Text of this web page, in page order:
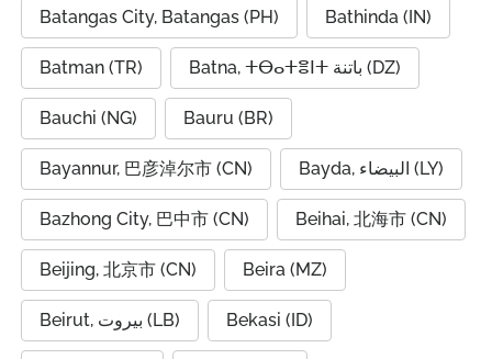
Batangas City, Batangas (PH) Bathinda (IN)
Batman (TR) Batna, ⵜⴱⴰⵜⴻⵏⵜ باتنة (DZ)
Bauchi (NG) Bauru (BR)
Bayannur, 巴彦淖尔市 (CN) Bayda, البيضاء (LY)
Bazhong City, 巴中市 (CN) Beihai, 北海市 (CN)
Beijing, 北京市 (CN) Beira (MZ)
Beirut, بيروت (LB) Bekasi (ID)